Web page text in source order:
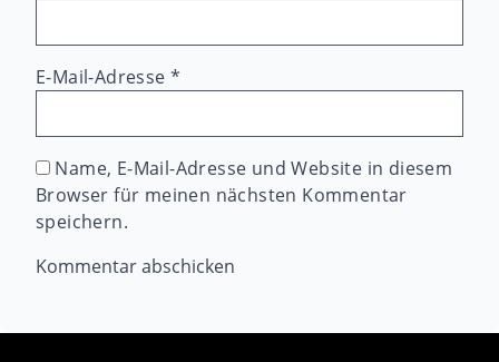
E-Mail-Adresse*
Name, E-Mail-Adresse und Website in diesem
Browser für meinen nächsten Kommentar
speichern.